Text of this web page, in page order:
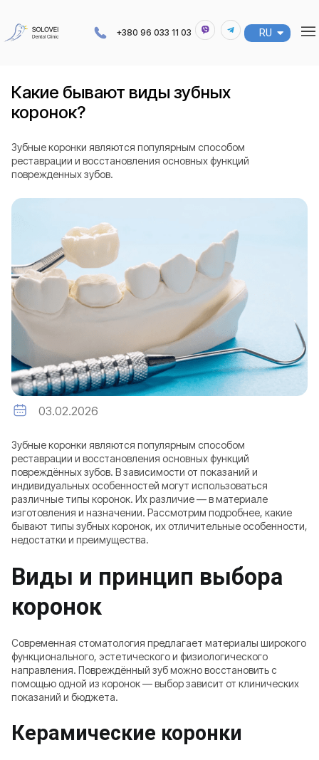
+380 96 033 11 03 RU
UA
Какие бывают виды зубных
коронок?
Зубные коронки являются популярным способом
реставрации и восстановления основных функций
поврежденных зубов.
03.02.2026
Зубные коронки являются популярным способом
реставрации и восстановления основных функций
повреждённых зубов. В зависимости от показаний и
индивидуальных особенностей могут использоваться
различные типы коронок. Их различие — в материале
изготовления и назначении. Рассмотрим подробнее, какие
бывают типы зубных коронок, их отличительные особенности,
недостатки и преимущества.
Виды и принцип выбора
коронок
Современная стоматология предлагает материалы широкого
функционального, эстетического и физиологического
направления. Повреждённый зуб можно восстановить с
помощью одной из коронок — выбор зависит от клинических
показаний и бюджета.
Керамические коронки